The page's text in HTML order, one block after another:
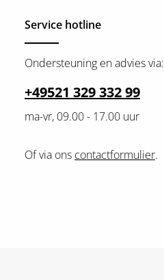
Service hotline
Ondersteuning en advies via:
+49521 329 332 99
ma-vr, 09.00 - 17.00 uur
Of via ons contactformulier.